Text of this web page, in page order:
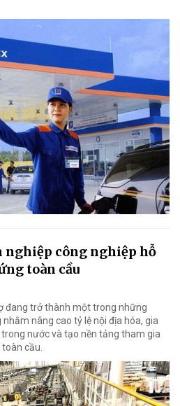
nghiệp công nghiệp hỗ
toàn cầu
đang trở thành một trong những
nâng cao tỷ lệ nội địa hóa, gia
nước và tạo nền tảng tham gia
cầu.